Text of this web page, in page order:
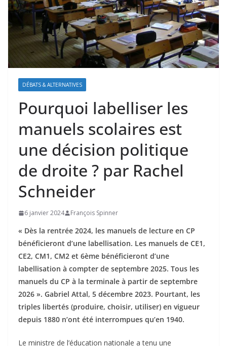
DÉBATS & ALTERNATIVES
Pourquoi labelliser les
manuels scolaires est
une décision politique
de droite ? par Rachel
Schneider
6 janvier 2024 François Spinner
« Dès la rentrée 2024, les manuels de lecture en CP
bénéficieront d’une labellisation. Les manuels de CE1,
CE2, CM1, CM2 et 6ème bénéficieront d’une
labellisation à compter de septembre 2025. Tous les
manuels du CP à la terminale à partir de septembre
2026 ». Gabriel Attal, 5 décembre 2023. Pourtant, les
triples libertés (produire, choisir, utiliser) en vigueur
depuis 1880 n’ont été interrompues qu’en 1940.
Le ministre de l’éducation nationale a tenu une